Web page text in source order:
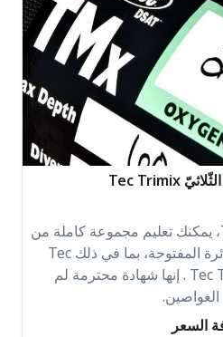
مدرب غوص تقنيّ بالخليط الثّلاثيّ Tec Trimix
بصفتك مدرب Tec Trimix، يمكنك تعليم مجموعة كاملة من
دورات الغوص العميق بالدائرة المفتوحة، بما في ذلك Tec
Trimix 65 وغواص Tec Trimix . إنها شهادة محترمة لم